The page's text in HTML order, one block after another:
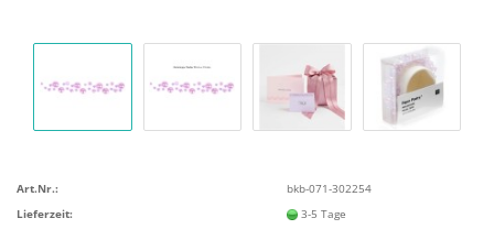
Art.Nr.:
bkb-071-302254
Lieferzeit:
3-5 Tage